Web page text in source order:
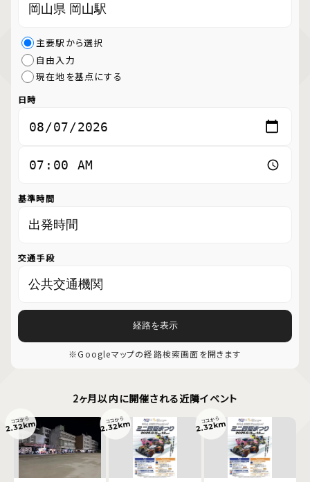
主要駅から選択
自由入力
現在地を基点にする
日時
基準時間
交通手段
経路を表示
※Googleマップの経路検索画面を開きます
2ヶ月以内に開催される近隣イベント
ココから
2.32km ココから
2.32km ココから
2.32km